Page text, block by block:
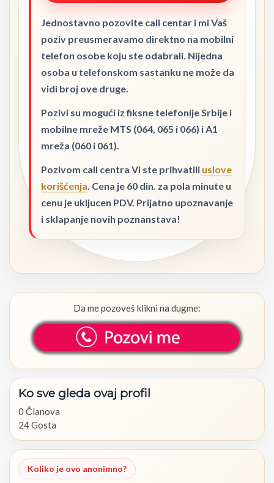
Jednostavno pozovite call centar i mi Vaš
poziv preusmeravamo direktno na mobilni
telefon osobe koju ste odabrali. Nijedna
osoba u telefonskom sastanku ne može da
vidi broj ove druge.
Pozivi su mogući iz fiksne telefonije Srbije i
mobilne mreže MTS (064, 065 i 066) i A1
mreža (060 i 061).
Pozivom call centra Vi ste prihvatili uslove
korišćenja. Cena je 60 din. za pola minute u
cenu je ukljucen PDV. Prijatno upoznavanje
i sklapanje novih poznanstava!
Da me pozoveš klikni na dugme:
Ko sve gleda ovaj profil
0 Članova
24 Gosta
Koliko je ovo anonimno?